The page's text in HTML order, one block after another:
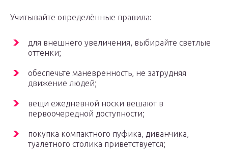
Учитывайте определённые правила:
для внешнего увеличения, выбирайте светлые
оттенки;
обеспечьте маневренность, не затрудняя
движение людей;
вещи ежедневной носки вешают в
первоочередной доступности;
покупка компактного пуфика, диванчика,
туалетного столика приветствуется;